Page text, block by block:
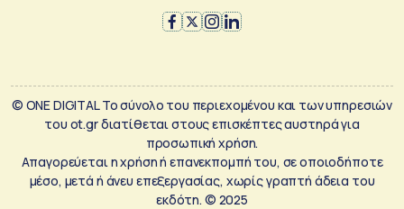
© ONE DIGITAL Το σύνολο του περιεχομένου και των υπηρεσιών
του ot.gr διατίθεται στους επισκέπτες αυστηρά για
προσωπική χρήση.
Απαγορεύεται η χρήση ή επανεκπομπή του, σε οποιοδήποτε
μέσο, μετά ή άνευ επεξεργασίας, χωρίς γραπτή άδεια του
εκδότη. © 2025